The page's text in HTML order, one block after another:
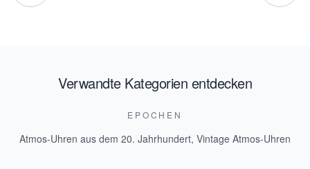
Verwandte Kategorien entdecken
EPOCHEN
Atmos-Uhren aus dem 20. Jahrhundert, Vintage Atmos-Uhren